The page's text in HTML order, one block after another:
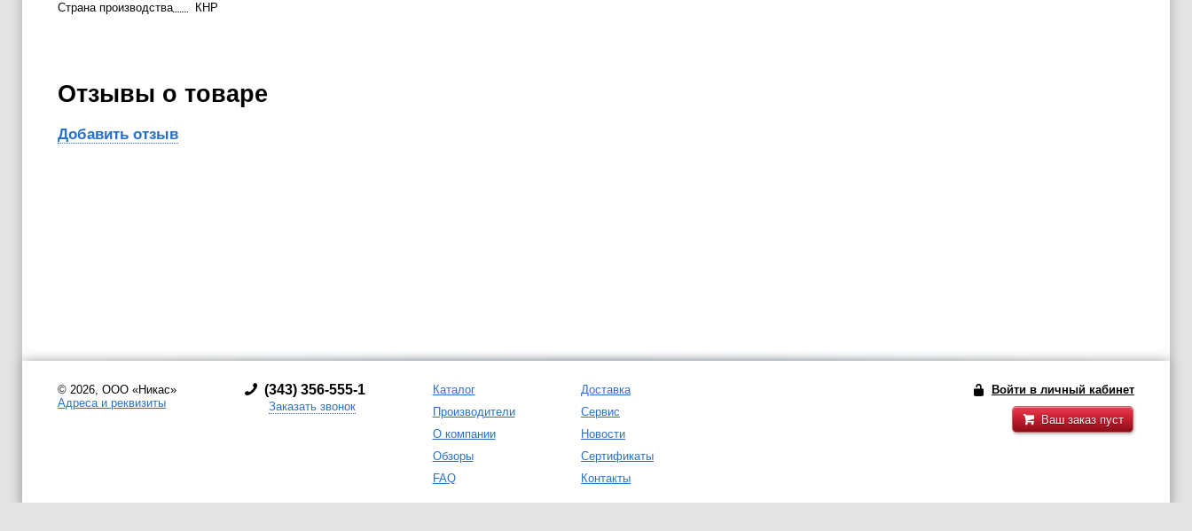
Страна производства
КНР
Отзывы о товаре
Добавить отзыв
Войти в личный кабинет
Ваш заказ пуст
© 2026, ООО «Никас»
Адреса и реквизиты
(343) 356-555-1
Заказать звонок
Каталог
Доставка
Производители
Сервис
О компании
Новости
Обзоры
Сертификаты
FAQ
Контакты